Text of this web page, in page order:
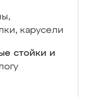
карусели
стойки и